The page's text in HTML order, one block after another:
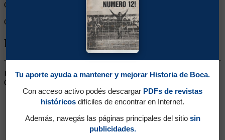
Goles de Boca:
Goles rivales:
Biografía de Victorio Cantatore
Delantero. Italiano. Jugó en All Boys, Defensores de Belgrano y
Quilmes
Tu aporte ayuda a mantener y mejorar Historia de Boca.
Con acceso activo podés descargar PDFs de revistas
históricos difíciles de encontrar en Internet.
Además, navegás las páginas principales del sitio sin
publicidades.